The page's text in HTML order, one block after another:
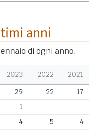
anni
di ogni anno.
2023 2022 2021
29 22 17
1
4 5 4